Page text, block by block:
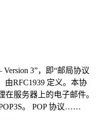
Version 3”，即“邮局协议
由RFC1939 定义。本协
服务器上的电子邮件。
。 POP 协议……